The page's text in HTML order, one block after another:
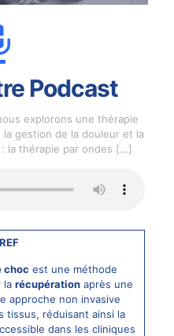
Podcast
explorons une thérapie
gestion de la douleur et la
la thérapie par ondes […]
choc est une méthode
la récupérationaprès une
approche non invasive
tissus, réduisant ainsi la
dans les cliniques